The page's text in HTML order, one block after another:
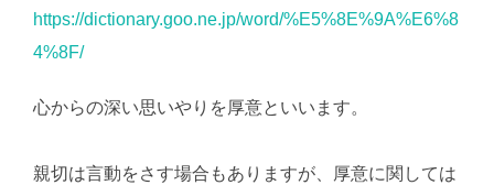
https://dictionary.goo.ne.jp/word/%E5%8E%9A%E6%8
4%8F/
心からの深い思いやりを厚意といいます。
親切は言動をさす場合もありますが、厚意に関しては